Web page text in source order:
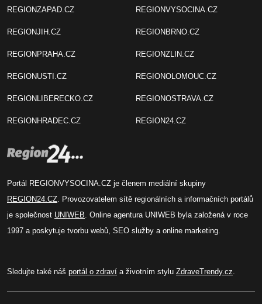
REGIONZAPAD.CZ
REGIONJIH.CZ
REGIONPRAHA.CZ
REGIONUSTI.CZ
REGIONLIBERECKO.CZ
REGIONHRADEC.CZ
REGIONVYSOCINA.CZ
REGIONBRNO.CZ
REGIONZLIN.CZ
REGIONOLOMOUC.CZ
REGIONOSTRAVA.CZ
REGION24.CZ
Portál REGIONVYSOCINA.CZ je členem mediální skupiny
REGION24.CZ . Provozovatelem sítě regionálních a informačních portálů
je společnost UNIWEB . Online agentura UNIWEB byla založená v roce
1997 a poskytuje tvorbu webů, SEO služby a online marketing.
Sledujte také náš portál o zdraví a životním stylu ZdraveTrendy.cz